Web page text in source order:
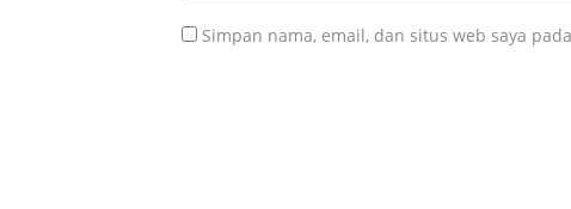
Simpan nama, email, dan situs web saya